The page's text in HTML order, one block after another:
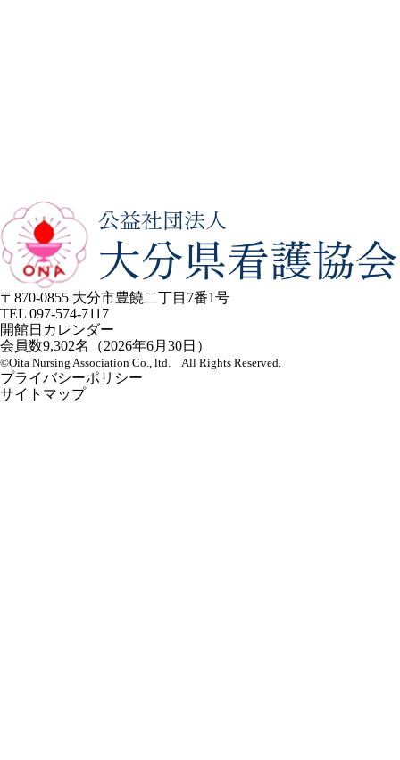
〒870-0855 大分市豊饒二丁目7番1号
TEL 097-574-7117
開館日カレンダー
会員数9,302名（2026年6月30日）
©Oita Nursing Association Co., ltd. All Rights Reserved.
プライバシーポリシー
サイトマップ